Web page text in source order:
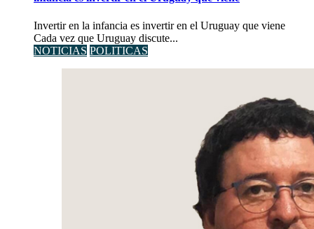
Invertir en la infancia es invertir en el Uruguay que viene
Cada vez que Uruguay discute...
NOTICIAS POLITICAS